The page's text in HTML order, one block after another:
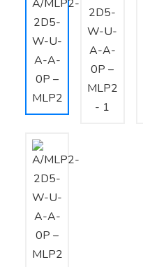
Nhà phân phối cảm
Nhà sản xuất thiết bị
Cung cấp giải pháp
Tư vấn – Thiết kế –
Tư vấn thiết kế, thi
Thi công – Lắp đặt
Dự án
Bài viết